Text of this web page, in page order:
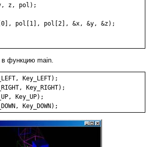
z, pol);
pol[1], pol[2], &x, &y, &z);
в функцию main.
Key_LEFT);
Key_RIGHT);
Key_UP);